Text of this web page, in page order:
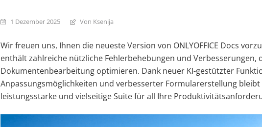
1 Dezember 2025 Von Ksenija
Wir freuen uns, Ihnen die neueste Version von ONLYOFFICE Docs
enthält zahlreiche nützliche Fehlerbehebungen und Verbesserungen,
Dokumentenbearbeitung optimieren. Dank neuer KI-gestützter
Anpassungsmöglichkeiten und verbesserter Formularerstellung bleibt
leistungsstarke und vielseitige Suite für all Ihre